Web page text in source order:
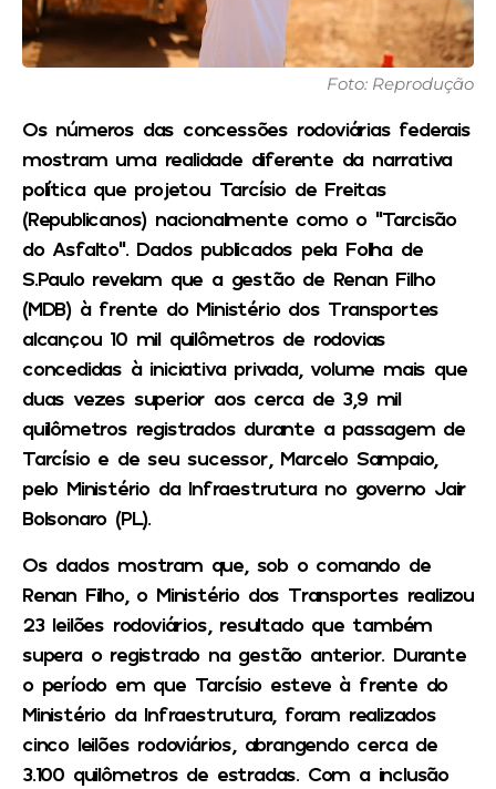
Foto: Reprodução
Os números das concessões rodoviárias federais
mostram uma realidade diferente da narrativa
política que projetou Tarcísio de Freitas
(Republicanos) nacionalmente como o “Tarcisão
do Asfalto”. Dados publicados pela Folha de
S.Paulo revelam que a gestão de Renan Filho
(MDB) à frente do Ministério dos Transportes
alcançou 10 mil quilômetros de rodovias
concedidas à iniciativa privada, volume mais que
duas vezes superior aos cerca de 3,9 mil
quilômetros registrados durante a passagem de
Tarcísio e de seu sucessor, Marcelo Sampaio,
pelo Ministério da Infraestrutura no governo Jair
Bolsonaro (PL).
Os dados mostram que, sob o comando de
Renan Filho, o Ministério dos Transportes realizou
23 leilões rodoviários, resultado que também
supera o registrado na gestão anterior. Durante
o período em que Tarcísio esteve à frente do
Ministério da Infraestrutura, foram realizados
cinco leilões rodoviários, abrangendo cerca de
3.100 quilômetros de estradas. Com a inclusão